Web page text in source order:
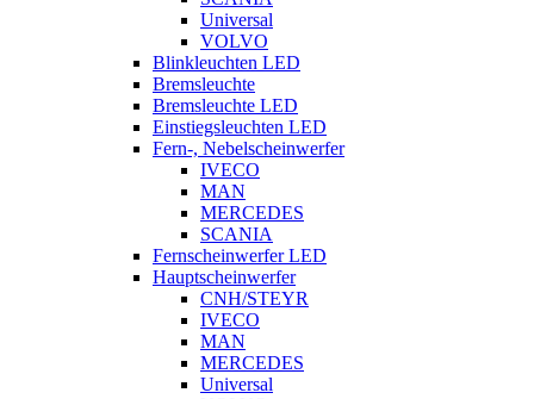
Universal
VOLVO
Blinkleuchten LED
Bremsleuchte
Bremsleuchte LED
Einstiegsleuchten LED
Fern-, Nebelscheinwerfer
IVECO
MAN
MERCEDES
SCANIA
Fernscheinwerfer LED
Hauptscheinwerfer
CNH/STEYR
IVECO
MAN
MERCEDES
Universal